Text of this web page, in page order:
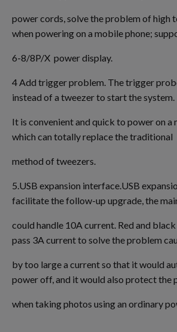
power cords, solve the problem of high
when powering on a mobile phone;
6-8/8P/X power display.
4 Add trigger problem. The trigger
instead of a tweezer to start the system.
It is convenient and quick to power on a
which can totally replace the traditional
method of tweezers.
5.USB expansion interface.USB
facilitate the follow-up upgrade, the
could handle 10A current. Red and
pass 3A current to solve the problem
by too large a current so that it would
power off, and it would also protect the
when taking photos using an ordinary